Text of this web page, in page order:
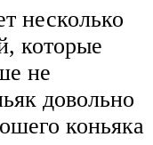
несколько
которые
не
довольно
коньяка